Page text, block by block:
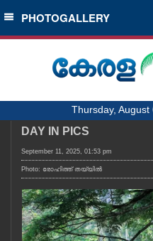
SECTIONS
HOME
NOTIFIED NEWS
KERALA
LOCAL
PHOTOGALLERY
Thursday,
DAY IN PICS
September 11, 2025, 01:53 pm
Photo: രോഹിത്ത് തയ്യിൽ